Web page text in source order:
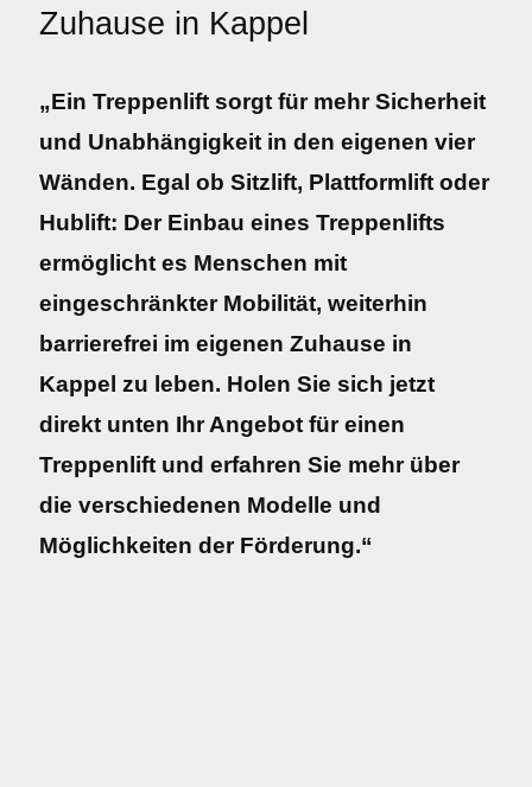
Zuhause in Kappel
„Ein Treppenlift sorgt für mehr Sicherheit
und Unabhängigkeit in den eigenen vier
Wänden. Egal ob Sitzlift, Plattformlift oder
Hublift: Der Einbau eines Treppenlifts
ermöglicht es Menschen mit
eingeschränkter Mobilität, weiterhin
barrierefrei im eigenen Zuhause in
Kappel zu leben. Holen Sie sich jetzt
direkt unten Ihr Angebot für einen
Treppenlift und erfahren Sie mehr über
die verschiedenen Modelle und
Möglichkeiten der Förderung.“